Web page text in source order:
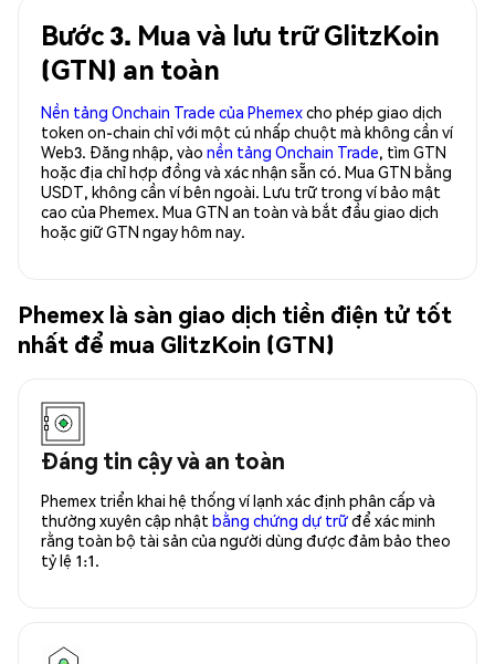
Bước 3. Mua và lưu trữ GlitzKoin
(GTN) an toàn
Nền tảng Onchain Trade của Phemexcho phép giao dịch
token on-chain chỉ với một cú nhấp chuột mà không cần ví
Web3. Đăng nhập, vào nền tảng Onchain Trade, tìm GTN
hoặc địa chỉ hợp đồng và xác nhận sẵn có. Mua GTN bằng
USDT, không cần ví bên ngoài. Lưu trữ trong ví bảo mật
cao của Phemex. Mua GTN an toàn và bắt đầu giao dịch
hoặc giữ GTN ngay hôm nay.
Phemex là sàn giao dịch tiền điện tử tốt
nhất để mua GlitzKoin (GTN)
Đáng tin cậy và an toàn
Phemex triển khai hệ thống ví lạnh xác định phân cấp và
thường xuyên cập nhật bằng chứng dự trữđể xác minh
rằng toàn bộ tài sản của người dùng được đảm bảo theo
tỷ lệ 1:1.